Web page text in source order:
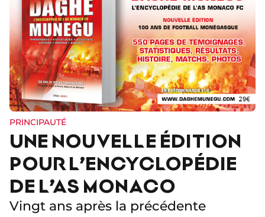
PRINCIPAUTÉ
UNE NOUVELLE ÉDITION
POUR L’ENCYCLOPÉDIE
DE L’AS MONACO
Vingt ans après la précédente